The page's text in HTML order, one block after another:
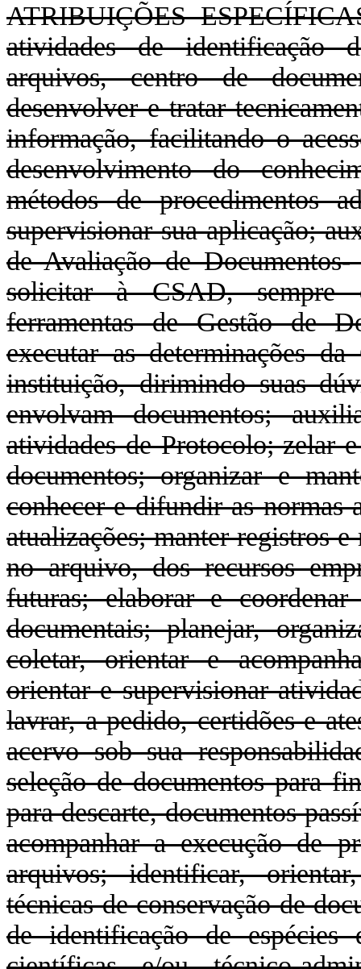
ATRIBUIÇÕES
atividades de identificação
arquivos, centro de
desenvolver e tratar
informação, facilitando o
desenvolvimento do
métodos de procedimentos
supervisionar sua aplicação;
de Avaliação de
solicitar à CSAD, sempre
ferramentas de Gestão de
executar as determinações
instituição, dirimindo suas
envolvam documentos;
atividades de Protocolo; zelar
documentos; organizar e
conhecer e difundir as normas
atualizações; manter registros
no arquivo, dos recursos
futuras; elaborar e
documentais; planejar,
coletar, orientar e
orientar e supervisionar
lavrar, a pedido, certidões e
acervo sob sua
seleção de documentos para
para descarte, documentos
acompanhar a execução de
arquivos; identificar,
técnicas de conservação de
de identificação de espécies